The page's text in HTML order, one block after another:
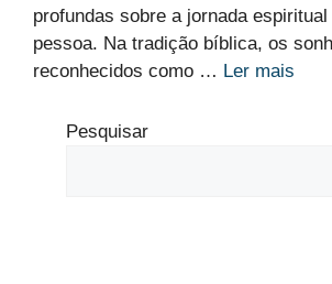
profundas sobre a jornada espiritual
pessoa. Na tradição bíblica, os
reconhecidos como … Ler mais
Pesquisar